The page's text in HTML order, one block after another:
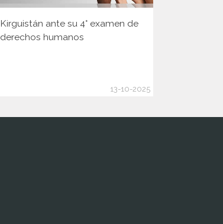
Kirguistán ante su 4° examen de
derechos humanos
13-10-2025